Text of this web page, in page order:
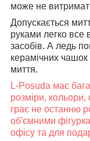
може не
Допускається
руками легко все
засобів. А ледь
керамічних чашок
миття.
L-Posuda має
розміри,
грає не останню
об'ємними
офісу та для